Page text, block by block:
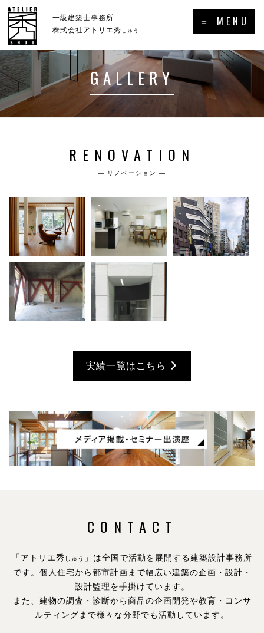
＝ MENU
一級建築士事務所
株式会社アトリエ秀 しゅう ×
ホーム
－HOME
新着情報・トピックス
－NEWS／TOPICS
－GALLERY
プロフィール
実績・受賞歴
メディア掲載・出演・講演等
GALLERY
RENOVATION
― リノベーション ―
実績一覧はこちら
CONTACT
「アトリエ秀 しゅう
」は全国で活動を展開する建築設計事務所
です。 個人住宅から都市計画まで幅広い建築の企画・設計・
設計監理を手掛けています。
また、建物の調査・診断から商品の企画開発や教育・コンサ
ルティングまで様々な分野でも活動しています。